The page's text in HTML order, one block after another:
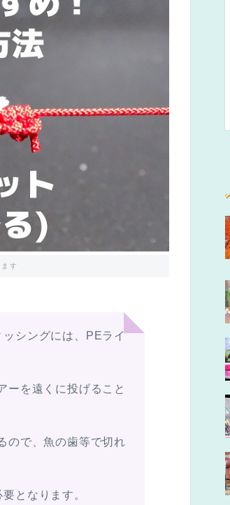
す
シングには、PEライ
ーを遠くに投げること
ので、魚の歯等で切れ
となります。